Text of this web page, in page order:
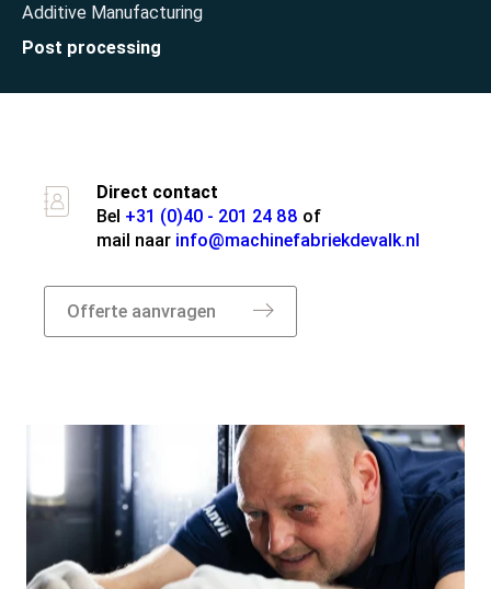
Over de groep
Additive Manufacturing
Post processing
Direct contact
Bel +31 (0)40 - 201 24 88 of
mail naar info@machinefabriekdevalk.nl
Offerte aanvragen